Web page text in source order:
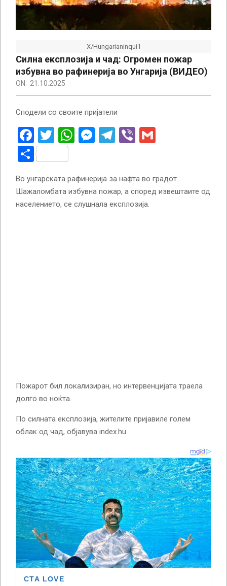
X/Hungarianinqui1
Силна експлозија и чад: Огромен пожар
избувна во рафинерија во Унгарија (ВИДЕО)
ON: 21.10.2025
Сподели со своите пријатели
Facebook
Twitter
WhatsApp
Messenger
Telegram
Viber
Share
Во унгарската рафинерија за нафта во градот
Шажаломбата избувна пожар, а според извештаите од
населението, се слушнала експлозија.
Пожарот бил локализиран, но интервенцијата траела
долго во ноќта.
По силната експлозија, жителите пријавиле голем
облак од чад, објавува index.hu.